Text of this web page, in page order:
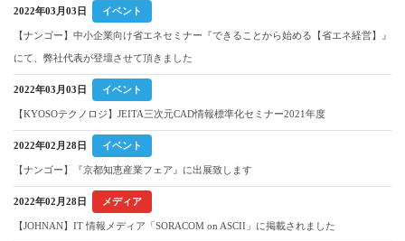
2022年03月03日 イベント
【ナンゴー】中小企業向け省エネセミナー『できることから始める【省エネ経営】』
にて、弊社代表が登壇させて頂きました
2022年03月03日 イベント
【KYOSOテクノロジ】JEITA三次元CAD情報標準化セミナー2021年度
2022年02月28日 イベント
【ナンゴー】『京都知恵産業フェア』に出展致します
2022年02月28日 メディア
【JOHNAN】IT 情報メディア「SORACOM on ASCII」に掲載されました